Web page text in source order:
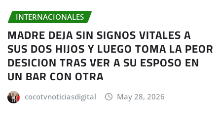
INTERNACIONALES
MADRE DEJA SIN SIGNOS VITALES A
SUS DOS HIJOS Y LUEGO TOMA LA PEOR
DESICION TRAS VER A SU ESPOSO EN
UN BAR CON OTRA
cocotvnoticiasdigital May 28, 2026